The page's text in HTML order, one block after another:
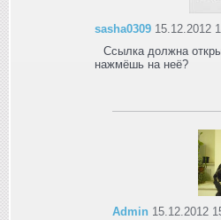
sasha0309 15.12.2012
Ссылка должна
нажмёшь на неё?
Admin 15.12.2012